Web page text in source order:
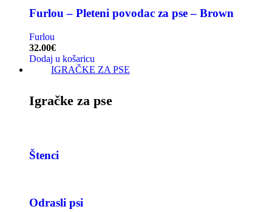
Furlou – Pleteni povodac za pse – Brown
Furlou
32.00€
Dodaj u košaricu
IGRAČKE ZA PSE
Igračke za pse
Štenci
Odrasli psi